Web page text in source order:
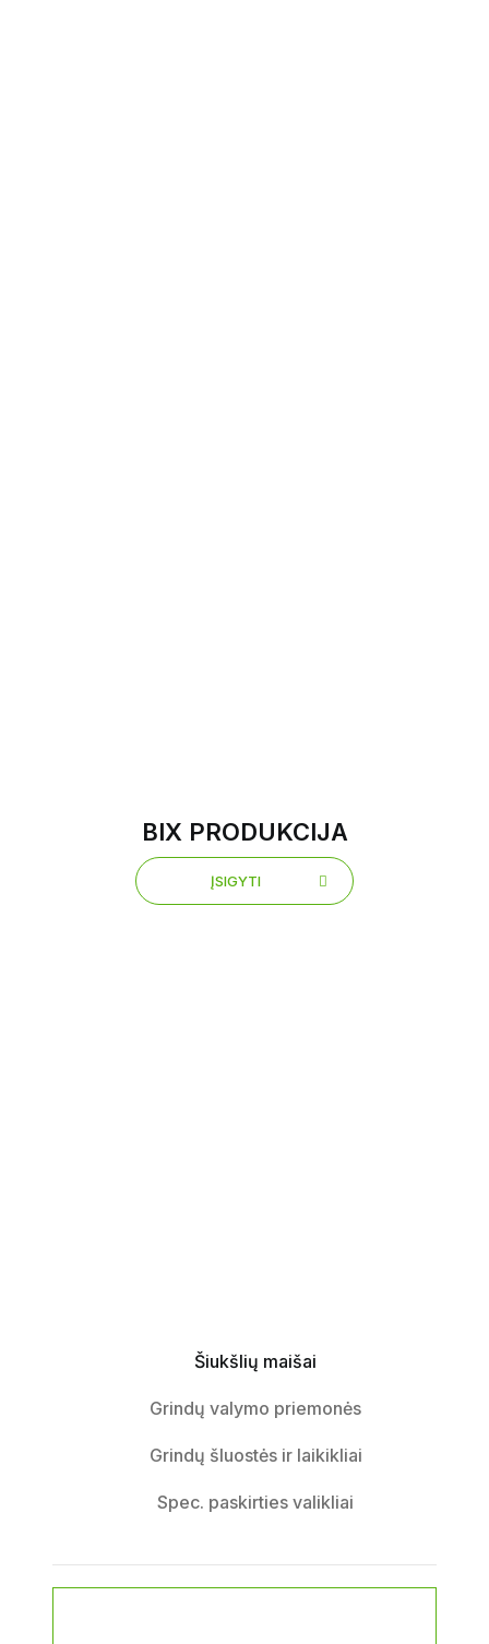
BIX PRODUKCIJA
ĮSIGYTI
ĮSIGYTI
Šiukšlių maišai
Grindų valymo priemonės
Grindų šluostės ir laikikliai
Spec. paskirties valikliai